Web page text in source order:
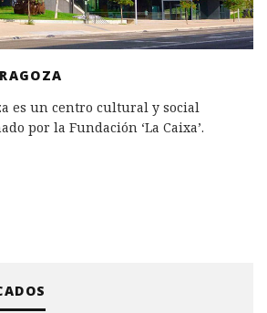
es un centro cultural y social
por la Fundación ‘La Caixa’.